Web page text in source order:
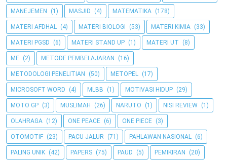
MANEJEMEN (1) MASJID (4) MATEMATIKA (178)
MATERI AFDHAL (4) MATERI BIOLOGI (53) MATERI KIMIA (33)
MATERI PGSD (6) MATERI STAND UP (1) MATERI UT (8)
ME (2) METODE PEMBELAJARAN (16)
METODOLOGI PENELITIAN (50) METOPEL (17)
MICROSOFT WORD (4) MLBB (1) MOTIVASI HIDUP (29)
MOTO GP (3) MUSLIMAH (26) NARUTO (1) NISI REVIEW (1)
OLAHRAGA (12) ONE PEACE (6) ONE PIECE (3)
OTOMOTIF (23) PACU JALUR (71) PAHLAWAN NASIONAL (6)
PALING UNIK (42) PAPERS (75) PAUD (5) PEMIKIRAN (20)